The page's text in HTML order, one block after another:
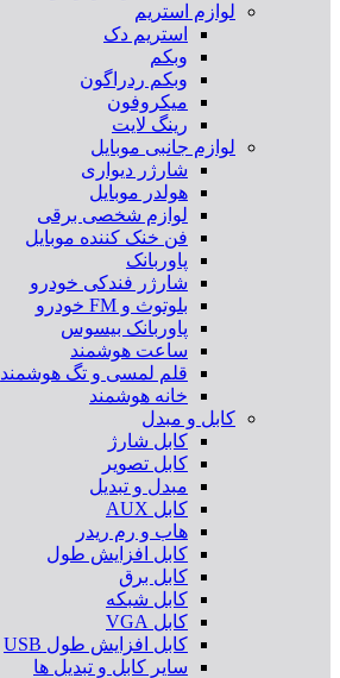
لوازم استریم
استریم دک
وبکم
وبکم ردراگون
میکروفون
رینگ لایت
لوازم جانبی موبایل
شارژر دیواری
هولدر موبایل
لوازم شخصی برقی
فن خنک کننده موبایل
پاوربانک
شارژر فندکی خودرو
بلوتوث و FM خودرو
پاوربانک بیسوس
ساعت هوشمند
قلم لمسی و تگ هوشمند
خانه هوشمند
کابل و مبدل
کابل شارژ
کابل تصویر
مبدل و تبدیل
کابل AUX
هاب و رم ریدر
کابل افزایش طول
کابل برق
کابل شبکه
کابل VGA
کابل افزایش طول USB
سایر کابل و تبدیل ها